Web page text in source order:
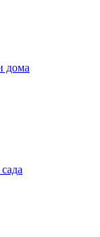
дома